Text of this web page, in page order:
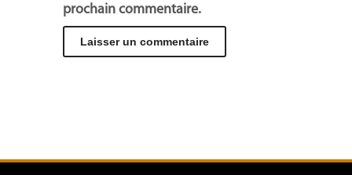
prochain commentaire.